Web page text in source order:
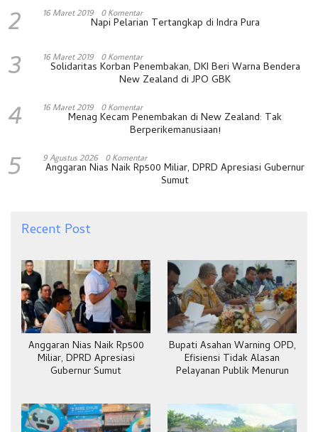
2 16 Maret 2019 0 Komentar
Napi Pelarian Tertangkap di Indra Pura
3 16 Maret 2019 0 Komentar
Solidaritas Korban Penembakan, DKI Beri Warna Bendera
New Zealand di JPO GBK
4 16 Maret 2019 0 Komentar
Menag Kecam Penembakan di New Zealand: Tak
Berperikemanusiaan!
5 9 Agustus 2026 0 Komentar
Anggaran Nias Naik Rp500 Miliar, DPRD Apresiasi Gubernur
Sumut
Recent Post
Anggaran Nias Naik Rp500
Miliar, DPRD Apresiasi
Gubernur Sumut
Bupati Asahan Warning OPD,
Efisiensi Tidak Alasan
Pelayanan Publik Menurun